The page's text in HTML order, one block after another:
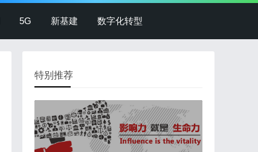
5G 新基建 数字化转型
特别推荐